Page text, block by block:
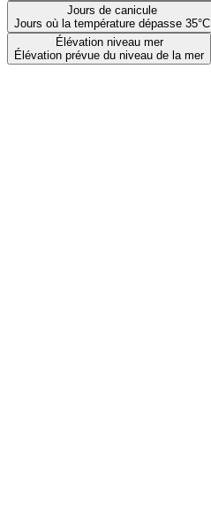
Jours de canicule
Jours où la température dépasse 35°C
Élévation niveau mer
Élévation prévue du niveau de la mer